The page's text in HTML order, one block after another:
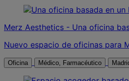
Merz Aesthetics - Una oficina
Nuevo espacio de oficinas para
Oficina Médico, Farmacéutico